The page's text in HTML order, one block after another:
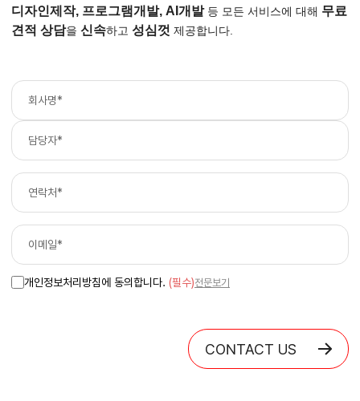
디자인제작, 프로그램개발, AI개발등 모든 서비스에 대해 무료
견적 상담을 신속하고 성심껏 제공합니다.
개인정보처리방침에 동의합니다. (필수)전문보기
CONTACT US